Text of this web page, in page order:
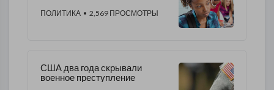
программе
ПОЛИТИКА • 2,569 ПРОСМОТРЫ
США два года скрывали
военное преступление